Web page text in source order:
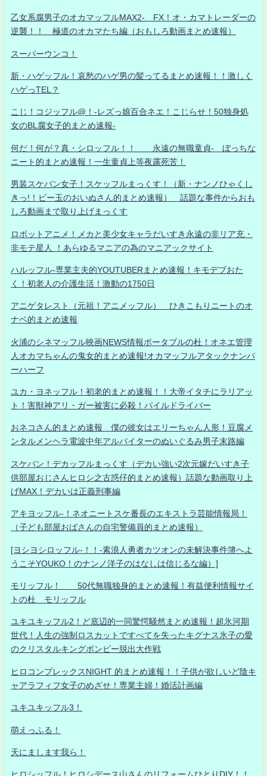
乙女系腐男子のオカマッフルMAX2- FX！オ・カマトレーダーの
逆襲！！ 極道のオカマたち編（おもしろ動画まとめ速報）
スーパーウンコ！
新・ハゲッフル！哀愁のハゲ男の髪ってるまとめ速報！！激しく
ハゲっTEL？
こじ！コジッフル@！-レズっ娘百合ネエ！こじらせ！50独身処
女のBL腐女子的まとめ速報-
何だ！何が？真・シロッフル！！ 永遠の無職童貞- ぼっちな
ニート的まとめ速報！一生童貞上等夜露死苦！
男装スケバン女子！スケッフルまっくす！（新・ナンノひゃくし
きっ!！ビー玉のおいぬさん的まとめ速報） 話題な事件からおも
しろ動画まで取り上げまっくす
ロボットアニメ！メカと美少女キャラだいすき永遠の非リア充・
非モテ星人 ！あらゆるマニアの為のマニアックサイト
ハルッフル-専業主夫的YOUTUBERまとめ速報！キモデブおた
く！初老人の介護生活！激動の1750日
アニゲタレスト（元祖！アニメッフル） ひきこもりニートのオ
ナベ的まとめ速報
火浦のシネマッフル映画NEWS情報ポータブルの杜！オネエ管理
人オカマちゃんの鬼女的まとめ速報!オカマッフルアタックナンバ
ーハーフ
ユカ・ヨネッフル！初老的まとめ速報！！大帝イタチにラリアッ
ト！害獣神アリ・ガー被害に必殺！パイルドライバー
おネコさん的まとめ速報 僕の彼女はエリーちゃん人形！豆腐メ
ンタルメンヘラ電波中年アルバイターのぬいぐるみ男子末路編
スケバン！デカッフルまっくす（デカい強い2次元嫁だいすき子
供部屋おじさんヒロシ之古惑仔的まとめ速報）話題な動画取り上
げMAX！デカいは正義刑事編
アキヨッフル-！ネオニートスケ番長のエキストラ芸能情報局！
（子ども部屋おばさんの自宅警備員的まとめ速報）
[ヨシヨシロッフル-！！-素浪人勇者カツオンの未解決事件簿へよ
うこそYOUKO！のナンノ洋子のはなしは信じるな編）]
モリッフル！ 50代無職独身的まとめ速報！有益便利情報サイ
トの杜 モリッフル
ユキユキッフル2！ど底辺的一同驚愕騒然まとめ速報！超氷河期
世代！人生の強制ロスカットですべてを失ったキグナス氷子の愛
のクリスタルキングボンビー脱出大作戦
ヒロコンプレックスNIGHT 的まとめ速報！！子供が欲しいど陰キ
ャアラフィフ女子のめざせ！専業主婦！婚活計画編
ユキユキッフル3！
萌えっふる！
天にまします我ら！